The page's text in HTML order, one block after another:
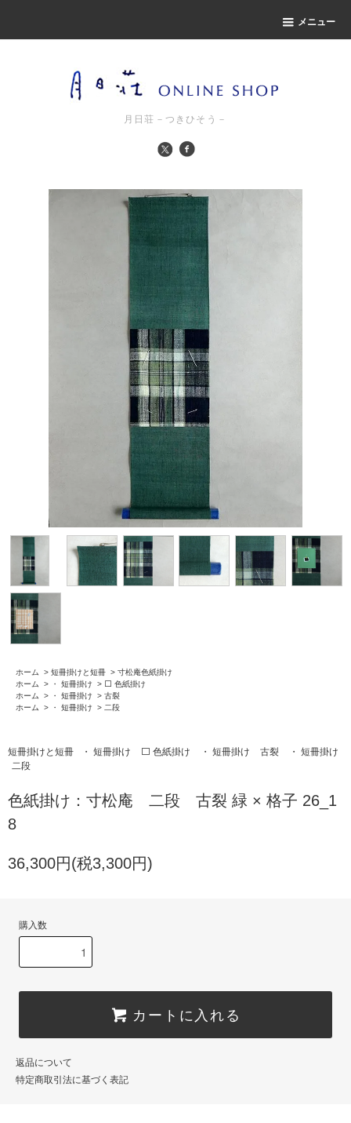
メニュー
月日荘－つきひそう－
ホーム > 短冊掛けと短冊 > 寸松庵色紙掛け
ホーム
> ・ 短冊掛け > ⬜️ 色紙掛け
ホーム
> ・ 短冊掛け > 古裂
ホーム
> ・ 短冊掛け > 二段
短冊掛けと短冊 ・ 短冊掛け ⬜️ 色紙掛け ・ 短冊掛け 古裂
・ 短冊掛け
二段
色紙掛け：寸松庵 二段 古裂 緑 × 格子 26_1
8
36,300円(税3,300円)
購入数
カートに入れる
返品について
特定商取引法に基づく表記